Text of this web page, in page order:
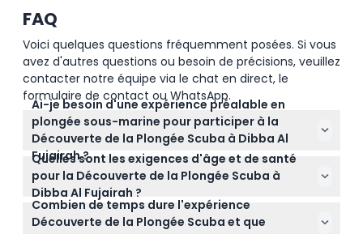
FAQ
Voici quelques questions fréquemment posées. Si vous
avez d'autres questions ou besoin de précisions, veuillez
contacter notre équipe via le chat en direct, le
formulaire de contact ou WhatsApp.
Ai-je besoin d'une expérience préalable en
plongée sous-marine pour participer à la
Découverte de la Plongée Scuba à Dibba Al
Fujairah ?
Aucune expérience préalable en plongée sous-
marine n'est nécessaire. Ce programme est conçu
pour les débutants qui souhaitent explorer le milieu
sous-marin en toute sécurité avec un instructeur
professionnel.
Quelles sont les exigences d'âge et de santé
pour la Découverte de la Plongée Scuba à
Dibba Al Fujairah ?
Les participants doivent avoir au moins 12 ans, être
en bonne santé et savoir nager. Vous devrez
Combien de temps dure l'expérience
Découverte de la Plongée Scuba et que